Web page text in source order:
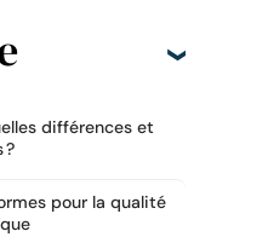
différences et
?
pour la qualité